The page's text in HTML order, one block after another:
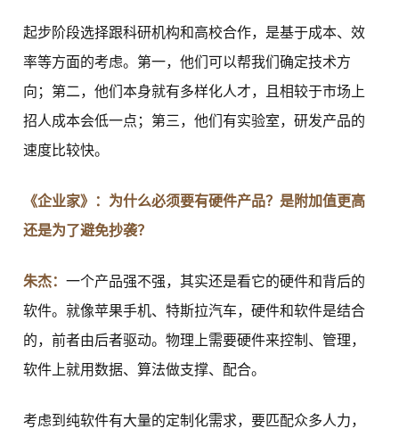
起步阶段选择跟科研机构和高校合作，是基于成本、效
率等方面的考虑。第一，他们可以帮我们确定技术方
向；第二，他们本身就有多样化人才，且相较于市场上
招人成本会低一点；第三，他们有实验室，研发产品的
速度比较快。
《企业家》：为什么必须要有硬件产品？是附加值更高
还是为了避免抄袭？
朱杰： 一个产品强不强，其实还是看它的硬件和背后的
软件。就像苹果手机、特斯拉汽车，硬件和软件是结合
的，前者由后者驱动。物理上需要硬件来控制、管理，
软件上就用数据、算法做支撑、配合。
考虑到纯软件有大量的定制化需求，要匹配众多人力，